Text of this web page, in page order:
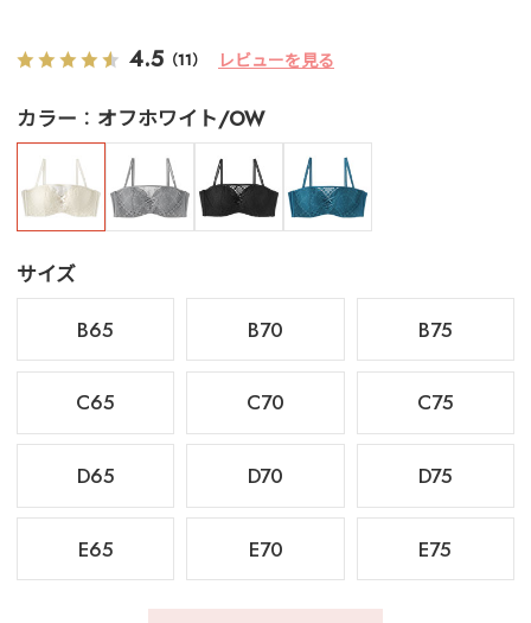
4.5 （11） レビューを見る
カラー オフホワイト/OW
サイズ
B65
B70 B75
C65 C70 C75
D65 D70 D75
E65 E70 E75